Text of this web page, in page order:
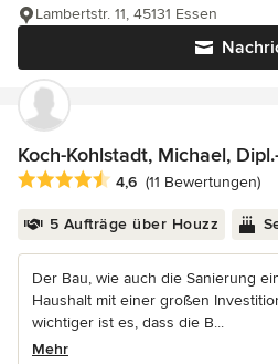
Lambertstr. 11, 45131 Essen
Koch-Kohlstadt, Michael,
Durchschnittliche Bewertung: 4.6
4,6 (11 Bewertungen)
5 Aufträge über Houzz
Der Bau, wie auch die Sanierung
Haushalt mit einer großen
wichtiger ist es, dass die B...
Mehr